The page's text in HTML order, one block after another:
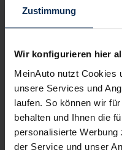
Zustimmung
Wir konfigurieren hier
MeinAuto nutzt Cookies
unsere Services und
laufen. So können wir
behalten und Ihnen die
personalisierte
der Service und unser
Wir sind stolz auf eine
MeinAuto.de hat
dadurch ihr Wunschauto
bewerten unsere Arbeit
Sehen Sie sich unsere